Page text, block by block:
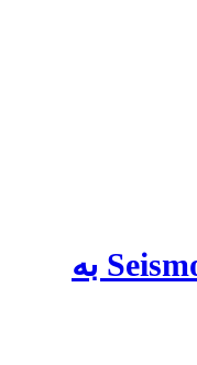
انجام پروژه با SeismoStruct به